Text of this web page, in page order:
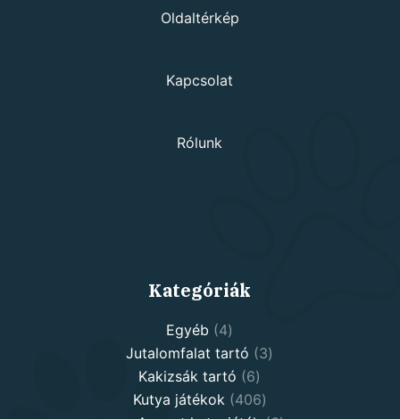
Oldaltérkép
Kapcsolat
Rólunk
Kategóriák
Egyéb 44
products
Jutalomfalat tartó 33
Kakizsák tartó 66
products
Kutya játékok 406406